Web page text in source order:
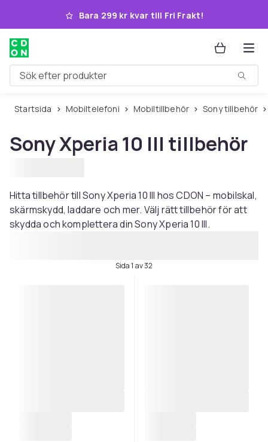
Hoppa till huvudinnehållet
Bara 299 kr kvar till Fri Frakt!
Sök efter produkter
Startsida Mobiltelefoni Mobiltillbehör Sony tillbehör
Sony Xperia 10 III tillbehör
Hitta tillbehör till Sony Xperia 10 III hos CDON – mobilskal,
skärmskydd, laddare och mer. Välj rätt tillbehör för att
skydda och komplettera din Sony Xperia 10 III.
Sida 1 av 32